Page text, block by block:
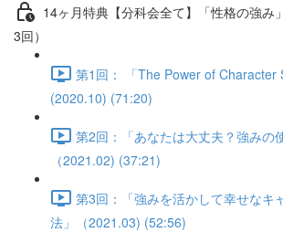
14ヶ月特典【分科会全て】「性格の強み
3回）
第1回： 「The Power of Character
(2020.10) (71:20)
第2回：「あなたは大丈夫？強みの
（2021.02) (37:21)
第3回：「強みを活かして幸せなキ
法」（2021.03) (52:56)